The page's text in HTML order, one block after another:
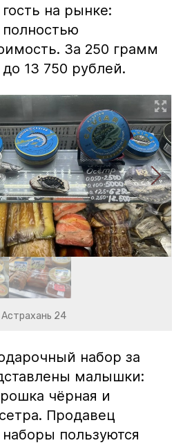
на рынке:
За 250 грамм
13 750 рублей.
24
набор за
малышки:
чёрная и
Продавец
пользуются